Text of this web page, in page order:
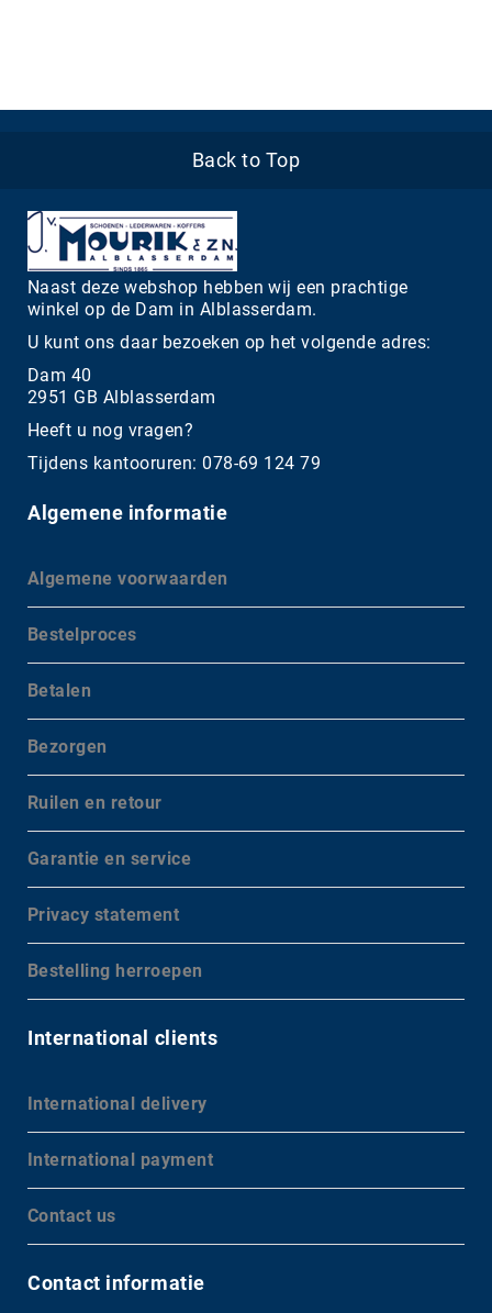
Back to Top
Naast deze webshop hebben wij een prachtige
winkel op de Dam in Alblasserdam.
U kunt ons daar bezoeken op het volgende adres:
Dam 40
2951 GB Alblasserdam
Heeft u nog vragen?
Tijdens kantooruren: 078-69 124 79
Algemene informatie
Algemene voorwaarden
Bestelproces
Betalen
Bezorgen
Ruilen en retour
Garantie en service
Privacy statement
Bestelling herroepen
International clients
International delivery
International payment
Contact us
Contact informatie